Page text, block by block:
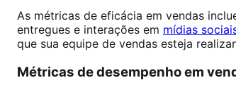
As métricas de eficácia em vendas
entregues e interações em mídias
que sua equipe de vendas esteja
Métricas de desempenho em